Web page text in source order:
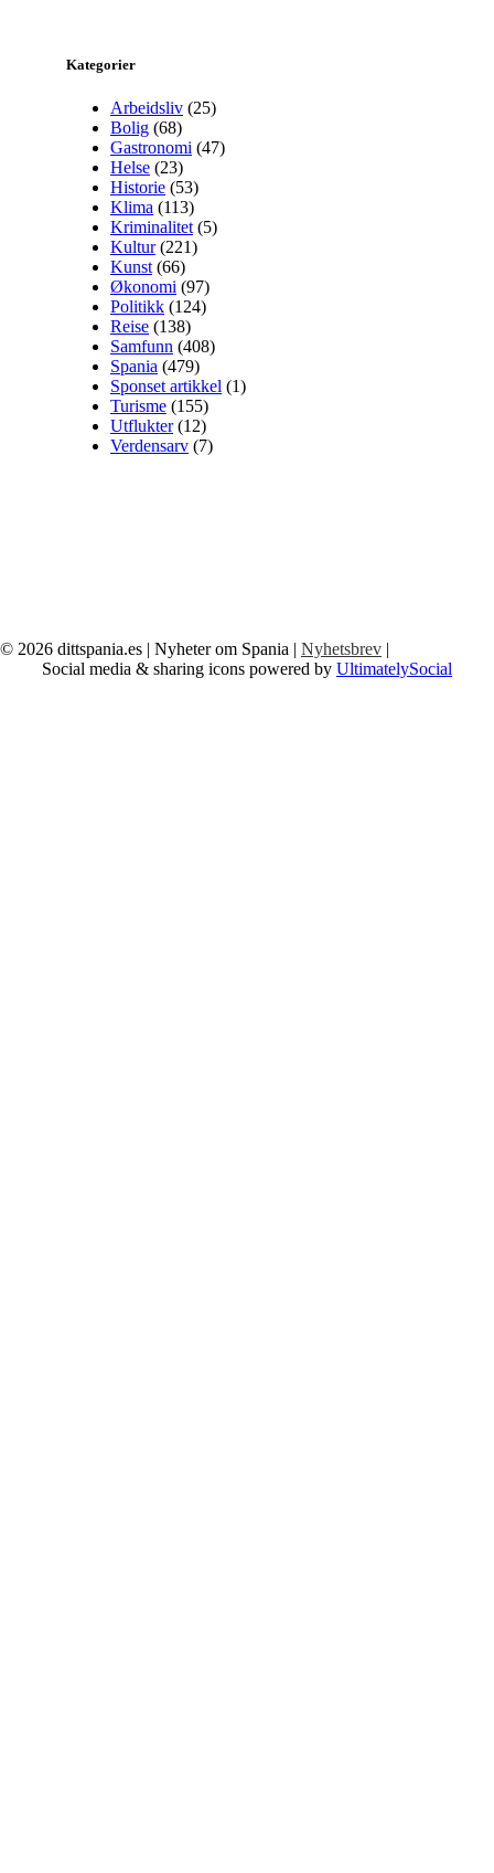
Kategorier
Arbeidsliv (25)
Bolig (68)
Gastronomi (47)
Helse (23)
Historie (53)
Klima (113)
Kriminalitet (5)
Kultur(221)
Kunst (66)
Økonomi (97)
Politikk (124)
Reise (138)
Samfunn (408)
Spania (479)
Sponset artikkel (1)
Turisme (155)
Utflukter(12)
Verdensarv (7)
© 2026 dittspania.es | Nyheter om Spania | Nyhetsbrev |
Social media & sharing icons powered by UltimatelySocial